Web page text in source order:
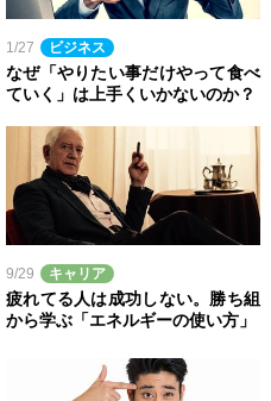
1/27 ビジネス
なぜ「やりたい事だけやって食べ
ていく」は上手くいかないのか？
9/29 キャリア
疲れてる人は成功しない。勝ち組
から学ぶ「エネルギーの使い方」